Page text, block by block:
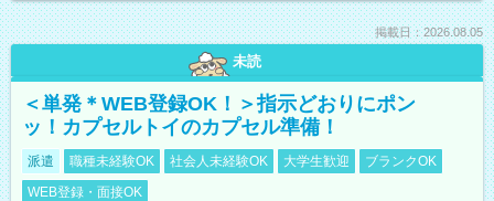
掲載日：2026.08.05
未読
＜単発＊WEB登録OK！＞指示どおりにポン
ッ！カプセルトイのカプセル準備！
派遣 職種未経験OK 社会人未経験OK 大学生歓迎
ブランクOK
WEB登録・面接OK